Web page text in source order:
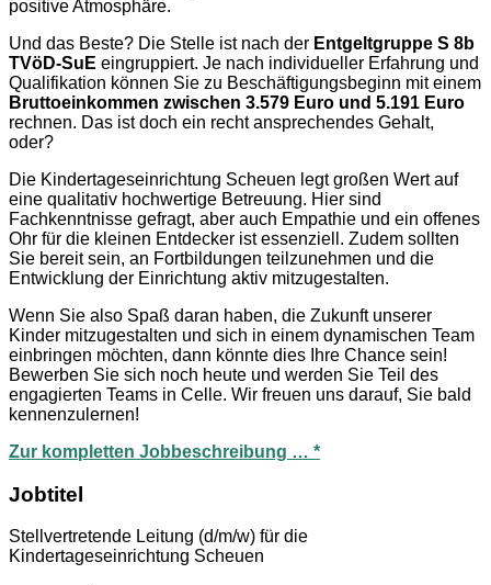
positive Atmosphäre.
Und das Beste? Die Stelle ist nach der Entgeltgruppe S 8b
TVöD-SuE eingruppiert. Je nach individueller Erfahrung und
Qualifikation können Sie zu Beschäftigungsbeginn mit einem
Bruttoeinkommen zwischen 3.579 Euro und 5.191 Euro
rechnen. Das ist doch ein recht ansprechendes Gehalt,
oder?
Die Kindertageseinrichtung Scheuen legt großen Wert auf
eine qualitativ hochwertige Betreuung. Hier sind
Fachkenntnisse gefragt, aber auch Empathie und ein offenes
Ohr für die kleinen Entdecker ist essenziell. Zudem sollten
Sie bereit sein, an Fortbildungen teilzunehmen und die
Entwicklung der Einrichtung aktiv mitzugestalten.
Wenn Sie also Spaß daran haben, die Zukunft unserer
Kinder mitzugestalten und sich in einem dynamischen Team
einbringen möchten, dann könnte dies Ihre Chance sein!
Bewerben Sie sich noch heute und werden Sie Teil des
engagierten Teams in Celle. Wir freuen uns darauf, Sie bald
kennenzulernen!
Zur kompletten Jobbeschreibung … *
Jobtitel
Stellvertretende Leitung (d/m/w) für die
Kindertageseinrichtung Scheuen